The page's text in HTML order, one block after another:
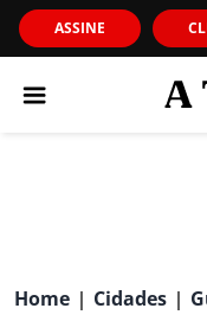
ASSINE
Home | Cidades |